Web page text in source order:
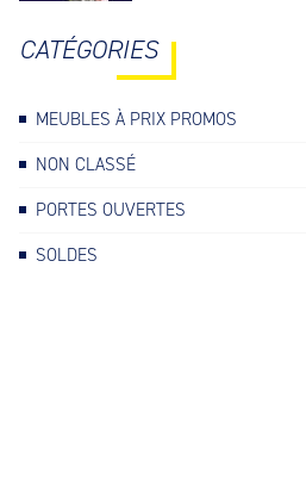
CATÉGORIES
MEUBLES À PRIX PROMOS
NON CLASSÉ
PORTES OUVERTES
SOLDES